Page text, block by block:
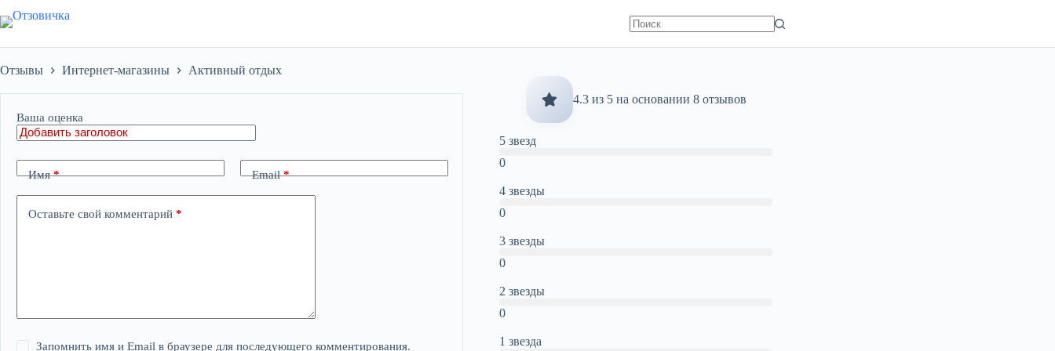
к
Отзывы Интернет-магазины Активный отдых
Ваша оценка
Имя* Email*
Оставьте свой комментарий *
Запомнить имя и Email в браузере для последующего комментирования.
4.3 из 5 на основании 8 отзывов
5 звезд
0
4 звезды
0
3 звезды
0
2 звезды
0
1 звезда